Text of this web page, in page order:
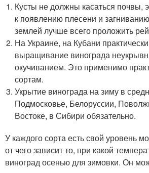
Кусты не должны касаться почвы,
к появлению плесени и
землей лучше всего проложить
На Украине, на Кубани практически
выращивание винограда
окучиванием. Это применимо
сортам.
Укрытие винограда на зиму в
Подмосковье, Белоруссии,
Востоке, в Сибири обязательно.
У каждого сорта есть свой уровень
от чего зависит то, при какой
виноград осенью для зимовки. Он